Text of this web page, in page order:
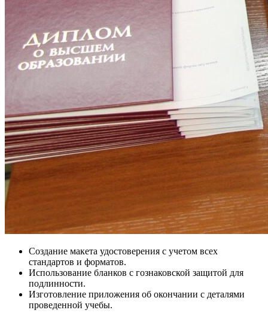
Создание макета удостоверения с учетом всех
стандартов и форматов.
Использование бланков с гознаковской защитой для
подлинности.
Изготовление приложения об окончании с деталями
проведенной учебы.